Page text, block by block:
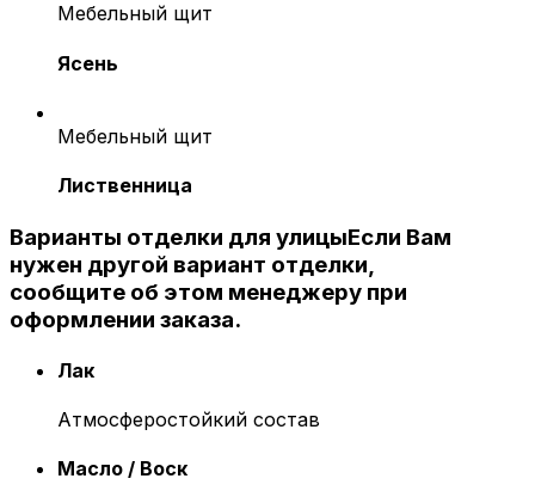
Мебельный щит
Ясень
Мебельный щит
Лиственница
Варианты отделки для улицыЕсли Вам
нужен другой вариант отделки,
сообщите об этом менеджеру при
оформлении заказа.
Лак
Атмосферостойкий состав
Масло / Воск